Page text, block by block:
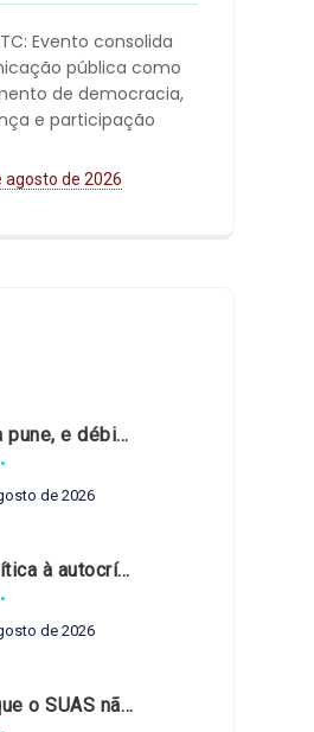
Evento consolida
pública como
de democracia,
e participação
agosto de 2026
§ 3º do art. 71 da Constituição: um problema de legística formal
de 2026
Tribunais de Contas sob um novo olhar?
de 2026
não pode esperar?